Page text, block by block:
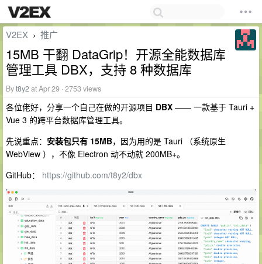
V2EX › 推广
15MB 干翻 DataGrip！开源全能数据库
管理工具 DBX，支持 8 种数据库
Byt8y2at Apr 29 · 2753 views
各位佬好，分享一个自己在做的开源项目 DBX —— 一款基于 Tauri +
Vue 3 的跨平台数据库管理工具。
先说重点： 安装包只有 15MB，因为用的是 Tauri （系统原生
WebView ），不像 Electron 动不动就 200MB+。
GitHub： https://github.com/t8y2/dbx